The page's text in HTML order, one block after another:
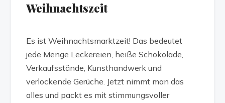
Weihnachtszeit
Es ist Weihnachtsmarktzeit! Das bedeutet
jede Menge Leckereien, heiße Schokolade,
Verkaufsstände, Kunsthandwerk und
verlockende Gerüche. Jetzt nimmt man das
alles und packt es mit stimmungsvoller